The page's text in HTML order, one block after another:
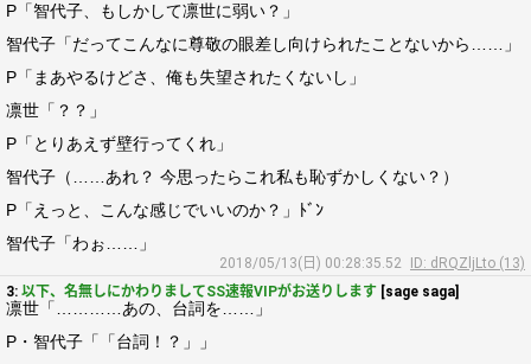
P「智代子、もしかして凛世に弱い？」
智代子「だってこんなに尊敬の眼差し向けられたことないから……」
P「まあやるけどさ、俺も失望されたくないし」
凛世「？？」
P「とりあえず壁行ってくれ」
智代子（……あれ？ 今思ったらこれ私も恥ずかしくない？）
P「えっと、こんな感じでいいのか？」ﾄﾞﾝ
智代子「わぉ……」
2018/05/13(日) 00:28:35.52
ID: dRQZljLto (13)
3: 以下、名無しにかわりましてSS速報VIPがお送りします [sage saga]
凛世「…………あの、台詞を……」
P・智代子「「台詞！？」」